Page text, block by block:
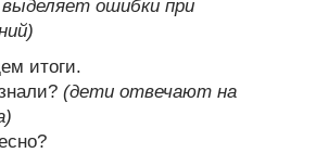
ошибки при
итоги.
(дети отвечают на